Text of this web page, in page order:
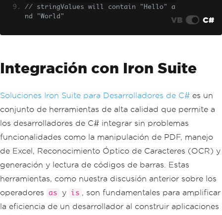
// stringValues will contain "Hello" a
nd "World"
VB C#
Integración con Iron Suite
Soluciones Iron Suite para Desarrolladores de C# es un
conjunto de herramientas de alta calidad que permite a
los desarrolladores de C# integrar sin problemas
funcionalidades como la manipulación de PDF, manejo
de Excel, Reconocimiento Óptico de Caracteres (OCR) y
generación y lectura de códigos de barras. Estas
herramientas, como nuestra discusión anterior sobre los
operadores
as y is , son fundamentales para amplificar
la eficiencia de un desarrollador al construir aplicaciones